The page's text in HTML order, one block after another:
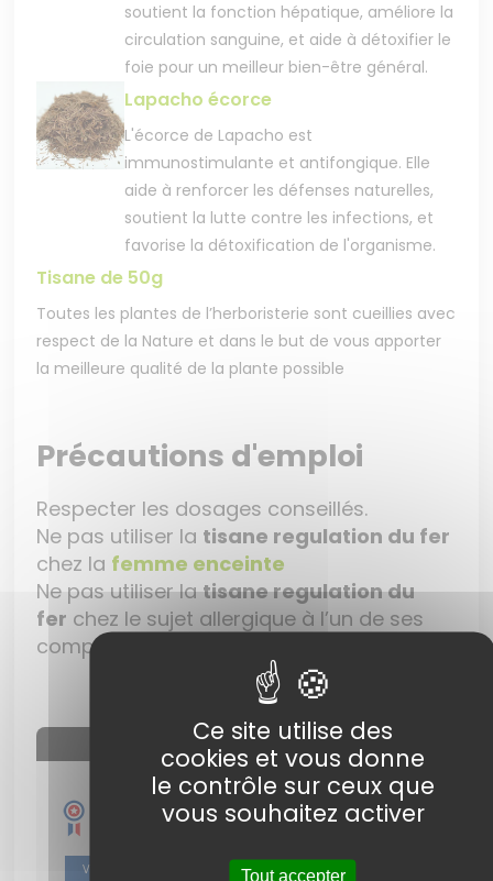
soutient la fonction hépatique, améliore la
circulation sanguine, et aide à détoxifier le
foie pour un meilleur bien-être général.
Lapacho écorce
L'écorce de Lapacho est
immunostimulante et antifongique. Elle
aide à renforcer les défenses naturelles,
soutient la lutte contre les infections, et
favorise la détoxification de l'organisme.
Tisane de 50g
Toutes les plantes de l’herboristerie sont cueillies avec
respect de la Nature et dans le but de vous apporter
la meilleure qualité de la plante possible
Précautions d'emploi
Respecter les dosages conseillés.
Ne pas utiliser la tisane regulation du fer
chez la femme enceinte
Ne pas utiliser latisane regulation du
fer chez le sujet allergique à l’un de ses
composants.
AVIS À PROPOS DU PRODUIT
VOIR L'ATTESTATION 9.7
Ce site utilise des
cookies et vous donne
le contrôle sur ceux que
vous souhaitez activer
Tout accepter